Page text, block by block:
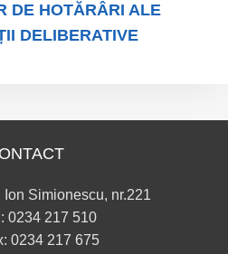
DE HOTĂRÂRI ALE
DELIBERATIVE
Ion Simionescu, nr.221
0234 217 510
0234 217 675